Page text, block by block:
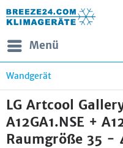
Menü
Wandgerät
LG Artcool
A12GA1.NSE +
Raumgröße 35 -